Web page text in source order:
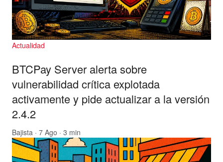
Actualidad
BTCPay Server alerta sobre
vulnerabilidad crítica explotada
activamente y pide actualizar a la versión
2.4.2
Bajista · 7 Ago · 3 min